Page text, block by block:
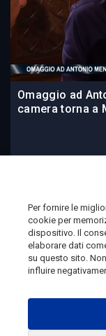
Per fornire le
cookie per
dispositivo. Il
elaborare dati
su questo sito.
influire
Omaggio ad
camera torna a
Telemolise - reg.
10/08/1982 -
PETESCIA
Campobasso n.